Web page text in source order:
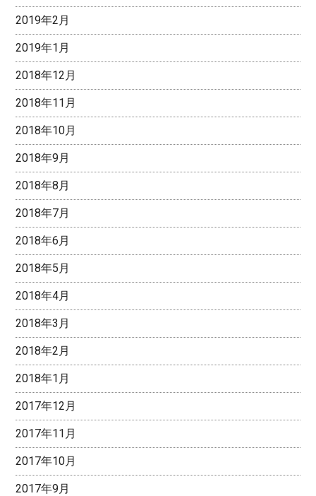
2019年2月
2019年1月
2018年12月
2018年11月
2018年10月
2018年9月
2018年8月
2018年7月
2018年6月
2018年5月
2018年4月
2018年3月
2018年2月
2018年1月
2017年12月
2017年11月
2017年10月
2017年9月